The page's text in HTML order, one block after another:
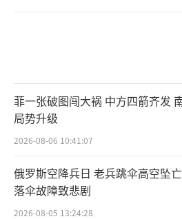
菲一张破图闯大祸 中方四箭齐发
局势升级
2026-08-06 10:41:07
俄罗斯空降兵日 老兵跳伞高空坠
落伞故障致悲剧
2026-08-05 13:24:28